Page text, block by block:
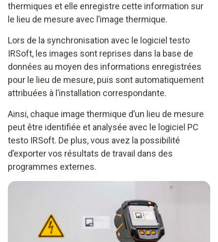
thermiques et elle enregistre cette information sur
le lieu de mesure avec l’image thermique.
Lors de la synchronisation avec le logiciel testo
IRSoft, les images sont reprises dans la base de
données au moyen des informations enregistrées
pour le lieu de mesure, puis sont automatiquement
attribuées à l’installation correspondante.
Ainsi, chaque image thermique d’un lieu de mesure
peut être identifiée et analysée avec le logiciel PC
testo IRSoft. De plus, vous avez la possibilité
d’exporter vos résultats de travail dans des
programmes externes.